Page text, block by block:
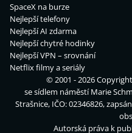
SpaceX na burze
Nejlepší telefony
Nejlepší AI zdarma
Nejlepší chytré hodinky
Nejlepší VPN – srovnání
Netflix filmy a seriály
© 2001 - 2026 Copyright
se sídlem náměstí Marie
Strašnice, IČO: 02346826,
Autorská práva k